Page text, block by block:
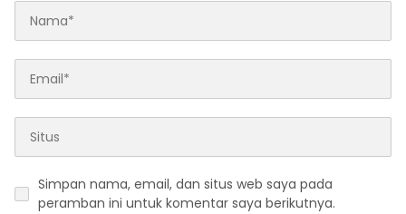
Simpan nama, email, dan situs web saya pada
peramban ini untuk komentar saya berikutnya.